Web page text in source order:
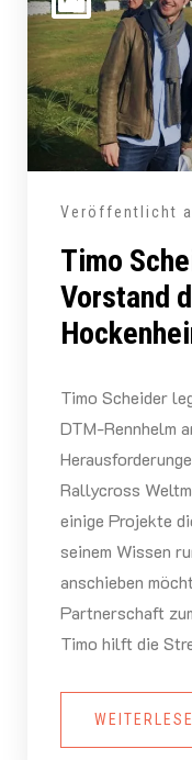
Veröffentlicht
Timo
Vorstand
Timo Scheider
DTM-Rennhelm
Rallycross
einige Projekte
seinem Wissen
anschieben
Partnerschaft
Timo hilft die